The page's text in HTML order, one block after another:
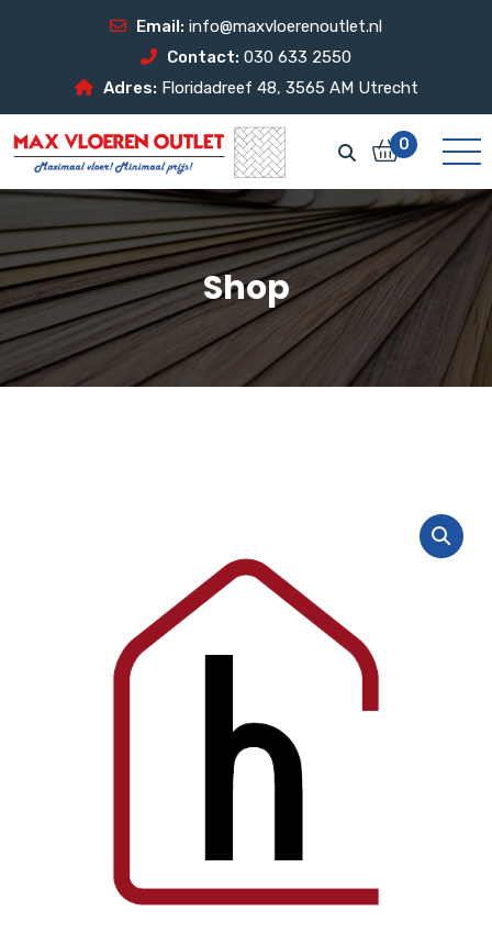
Email: info@maxvloerenoutlet.nl
Contact: 030 633 2550
Adres: Floridadreef 48, 3565 AM Utrecht
0
Shop